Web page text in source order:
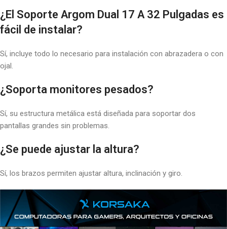
¿El Soporte Argom Dual 17 A 32 Pulgadas es
fácil de instalar?
Sí, incluye todo lo necesario para instalación con abrazadera o con
ojal.
¿Soporta monitores pesados?
Sí, su estructura metálica está diseñada para soportar dos
pantallas grandes sin problemas.
¿Se puede ajustar la altura?
Sí, los brazos permiten ajustar altura, inclinación y giro.